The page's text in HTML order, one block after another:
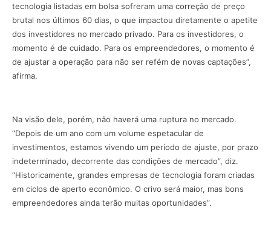
tecnologia listadas em bolsa sofreram uma correção de preço
brutal nos últimos 60 dias, o que impactou diretamente o apetite
dos investidores no mercado privado. Para os investidores, o
momento é de cuidado. Para os empreendedores, o momento é
de ajustar a operação para não ser refém de novas captações”,
afirma.
Na visão dele, porém, não haverá uma ruptura no mercado.
“Depois de um ano com um volume espetacular de
investimentos, estamos vivendo um período de ajuste, por prazo
indeterminado, decorrente das condições de mercado”, diz.
“Historicamente, grandes empresas de tecnologia foram criadas
em ciclos de aperto econômico. O crivo será maior, mas bons
empreendedores ainda terão muitas oportunidades”.